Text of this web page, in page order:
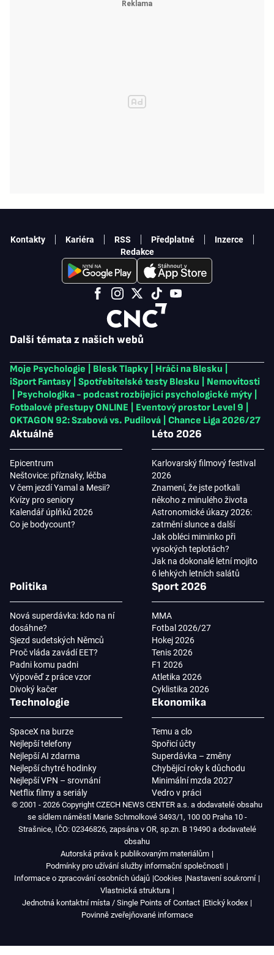
Další témata z našich webů
Moje Psychologie Blesk Tlapky Hráči na Blesku
iSport Fantasy
Spotřebitelské testy Blesku
Nemovitosti
Psychologika - podcast rozbíjející psychologické mýty
Fotbalové přestupy ONLINE
Eventový prostor Level 9
OKTAGON 92: Szabová vs. Pudilová
Chance Liga 2026/27
Aktuálně
Epicentrum
Neštovice: příznaky, léčba
V čem jezdí Yamal a Mesii?
Kvízy pro seniory
Kalendář úplňků 2026
Co je bodycount?
Léto 2026
Karlovarský filmový festival
2026
Znamení, že jste potkali
někoho z minulého života
Astronomické úkazy 2026:
zatmění slunce a další
Jak obléci miminko při
vysokých teplotách?
Jak na dokonalé letní mojito
6 lehkých letních salátů
Politika
Nová superdávka: kdo na ní
dosáhne?
Sjezd sudetských Němců
Proč vláda zavádí EET?
Padni komu padni
Výpověď z práce vzor
Divoký kačer
Sport 2026
MMA
Fotbal 2026/27
Hokej 2026
Tenis 2026
F1 2026
Atletika 2026
Cyklistika 2026
Technologie
SpaceX na burze
Nejlepší telefony
Nejlepší AI zdarma
Nejlepší chytré hodinky
Nejlepší VPN – srovnání
Netflix filmy a seriály
Ekonomika
Temu a clo
Spořicí účty
Superdávka – změny
Chybějící roky k důchodu
Minimální mzda 2027
Vedro v práci
Kontakty Kariéra RSS Předplatné
Inzerce
Redakce
© 2001 - 2026 Copyright CZECH NEWS CENTER a.s. a dodavatelé obsahu
se sídlem náměstí Marie Schmolkové 3493/1, 100 00 Praha 10 -
Strašnice, IČO: 02346826, zapsána v OR, sp.zn. B 19490 a dodavatelé
obsahu
Autorská práva k publikovaným materiálům
Podmínky pro užívání služby informační společnosti
Informace o zpracování osobních údajů Cookies Nastavení soukromí
Vlastnická struktura
Jednotná kontaktní místa / Single Points of Contact Etický kodex
Povinně zveřejňované informace